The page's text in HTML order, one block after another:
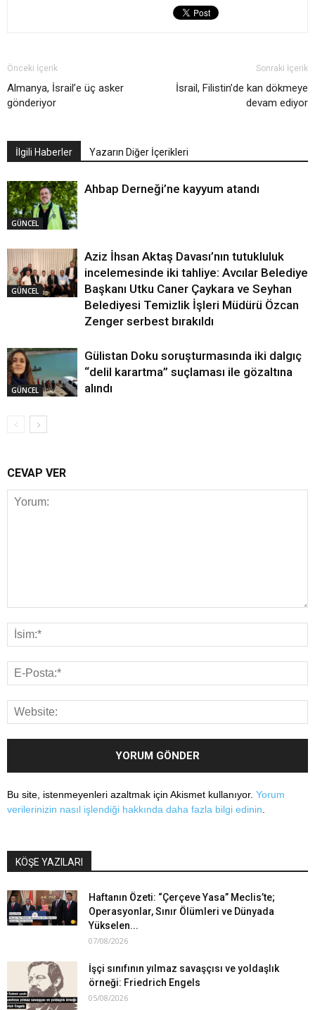
Önceki İçerik
Almanya, İsrail’e üç asker
gönderiyor
Sonraki İçerik
İsrail, Filistin’de kan dökmeye
devam ediyor
İlgili Haberler Yazarın Diğer İçerikleri
GÜNCEL
Ahbap Derneği’ne kayyum atandı
GÜNCEL
Aziz İhsan Aktaş Davası’nın tutukluluk
incelemesinde iki tahliye: Avcılar Belediye
Başkanı Utku Caner Çaykara ve Seyhan
Belediyesi Temizlik İşleri Müdürü Özcan
Zenger serbest bırakıldı
GÜNCEL
Gülistan Doku soruşturmasında iki dalgıç
“delil karartma” suçlaması ile gözaltına
alındı
CEVAP VER
Bu site, istenmeyenleri azaltmak için Akismet kullanıyor. Yorum
verilerinizin nasıl işlendiği hakkında daha fazla bilgi edinin
KÖŞE YAZILARI
Haftanın Özeti: “Çerçeve Yasa” Meclis’te;
Operasyonlar, Sınır Ölümleri ve Dünyada
Yükselen...
07/08/2026
İşçi sınıfının yılmaz savaşçısı ve yoldaşlık
örneği: Friedrich Engels
05/08/2026